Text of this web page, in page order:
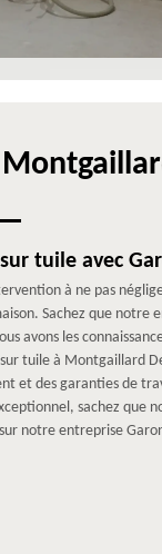
tuile avec
à ne pas
Sachez que
avons les
tuile à Montgaillard
et des garanties de
sachez que
notre entreprise